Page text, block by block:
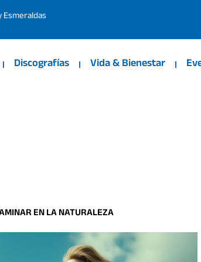
Esmeraldas
Discografías Vida & Bienestar
EN LA NATURALEZA